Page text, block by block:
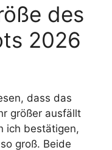
des
2026
dass das
größer ausfällt
ich bestätigen,
groß. Beide